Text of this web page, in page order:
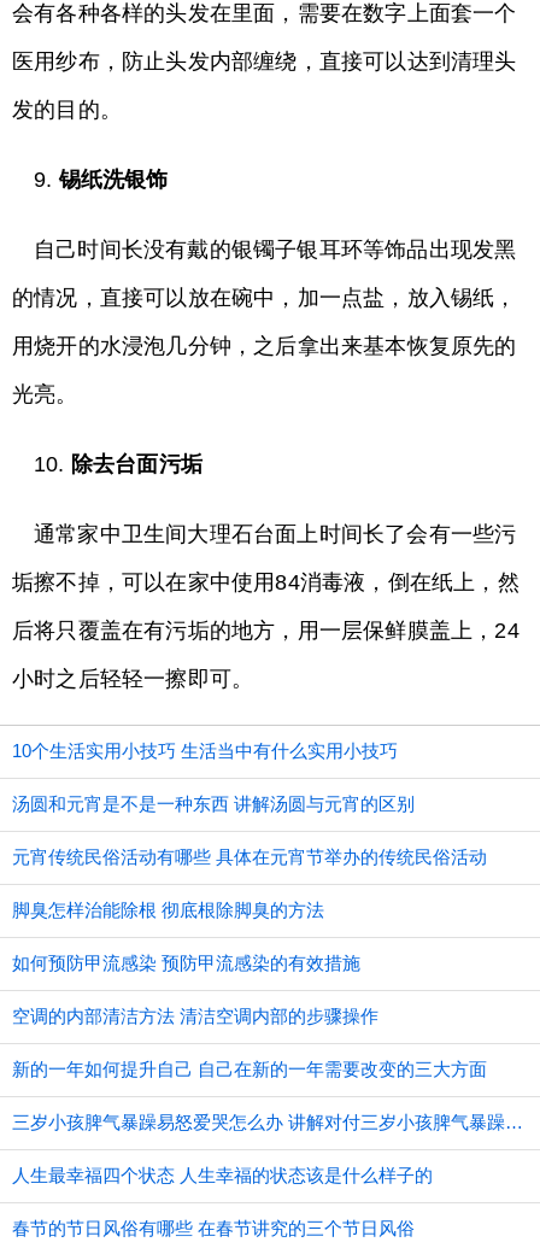
会有各种各样的头发在里面，需要在数字上面套一个
医用纱布，防止头发内部缠绕，直接可以达到清理头
发的目的。
9.锡纸洗银饰
自己时间长没有戴的银镯子银耳环等饰品出现发黑
的情况，直接可以放在碗中，加一点盐，放入锡纸，
用烧开的水浸泡几分钟，之后拿出来基本恢复原先的
光亮。
10. 除去台面污垢
通常家中卫生间大理石台面上时间长了会有一些污
垢擦不掉，可以在家中使用84消毒液，倒在纸上，然
后将只覆盖在有污垢的地方，用一层保鲜膜盖上，24
小时之后轻轻一擦即可。
10个生活实用小技巧 生活当中有什么实用小技巧
汤圆和元宵是不是一种东西 讲解汤圆与元宵的区别
元宵传统民俗活动有哪些 具体在元宵节举办的传统民俗活动
脚臭怎样治能除根 彻底根除脚臭的方法
如何预防甲流感染 预防甲流感染的有效措施
空调的内部清洁方法 清洁空调内部的步骤操作
新的一年如何提升自己 自己在新的一年需要改变的三大方面
三岁小孩脾气暴躁易怒爱哭怎么办 讲解对付三岁小孩脾气暴躁的方法
人生最幸福四个状态 人生幸福的状态该是什么样子的
春节的节日风俗有哪些 在春节讲究的三个节日风俗